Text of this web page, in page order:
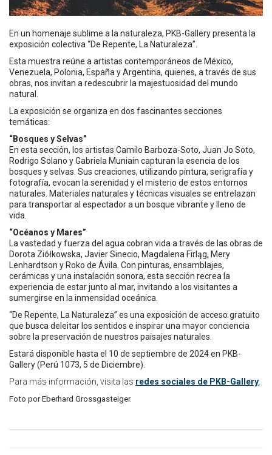
En un homenaje sublime a la naturaleza, PKB-Gallery presenta la
exposición colectiva “De Repente, La Naturaleza”.
Esta muestra reúne a artistas contemporáneos de México,
Venezuela, Polonia, España y Argentina, quienes, a través de sus
obras, nos invitan a redescubrir la majestuosidad del mundo
natural.
La exposición se organiza en dos fascinantes secciones
temáticas:
“Bosques y Selvas”
En esta sección, los artistas Camilo Barboza-Soto, Juan Jo Soto,
Rodrigo Solano y Gabriela Muniain capturan la esencia de los
bosques y selvas. Sus creaciones, utilizando pintura, serigrafía y
fotografía, evocan la serenidad y el misterio de estos entornos
naturales. Materiales naturales y técnicas visuales se entrelazan
para transportar al espectador a un bosque vibrante y lleno de
vida.
“Océanos y Mares”
La vastedad y fuerza del agua cobran vida a través de las obras de
Dorota Ziółkowska, Javier Sinecio, Magdalena Firląg, Mery
Lenhardtson y Roko de Ávila. Con pinturas, ensamblajes,
cerámicas y una instalación sonora, esta sección recrea la
experiencia de estar junto al mar, invitando a los visitantes a
sumergirse en la inmensidad oceánica.
“De Repente, La Naturaleza” es una exposición de acceso gratuito
que busca deleitar los sentidos e inspirar una mayor conciencia
sobre la preservación de nuestros paisajes naturales.
Estará disponible hasta el 10 de septiembre de 2024 en PKB-
Gallery (Perú 1073, 5 de Diciembre).
Para más información, visita las redes sociales de PKB-Gallery
Foto por Eberhard Grossgasteiger.